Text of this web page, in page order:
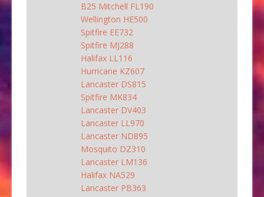
B25 Mitchell FL190
Wellington HE500
Spitfire EE732
Spitfire MJ288
Halifax LL116
Hurricane KZ607
Lancaster DS815
Spitfire MK834
Lancaster DV403
Lancaster LL970
Lancaster ND895
Mosquito DZ310
Lancaster LM136
Halifax NA529
Lancaster PB363